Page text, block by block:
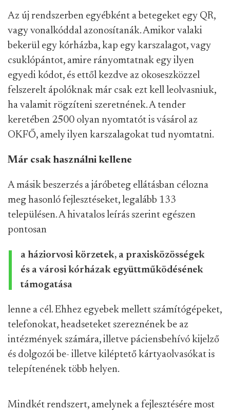
Az új rendszerben egyébként a betegeket egy QR,
vagy vonalkóddal azonosítanák. Amikor valaki
bekerül egy kórházba, kap egy karszalagot, vagy
csuklópántot, amire rányomtatnak egy ilyen
egyedi kódot, és ettől kezdve az okoseszközzel
felszerelt ápolóknak már csak ezt kell leolvasniuk,
ha valamit rögzíteni szeretnének. A tender
keretében 2500 olyan nyomtatót is vásárol az
OKFŐ, amely ilyen karszalagokat tud nyomtatni.
Már csak használni kellene
A másik beszerzés a járóbeteg ellátásban célozna
meg hasonló fejlesztéseket, legalább 133
településen. A hivatalos leírás szerint egészen
pontosan
a háziorvosi körzetek, a praxisközösségek
és a városi kórházak együttműködésének
támogatása
lenne a cél. Ehhez egyebek mellett számítógépeket,
telefonokat, headseteket szereznének be az
intézmények számára, illetve páciensbehívó kijelző
és dolgozói be- illetve kiléptető kártyaolvasókat is
telepítenének több helyen.
Mindkét rendszert, amelynek a fejlesztésére most